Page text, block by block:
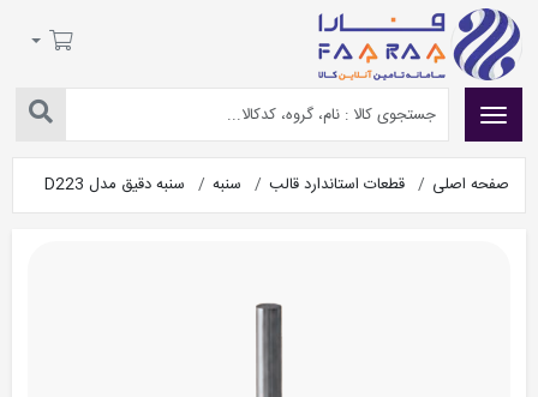
صفحه اصلی قطعات استاندارد قالب سنبه سنبه دقیق مدل D223